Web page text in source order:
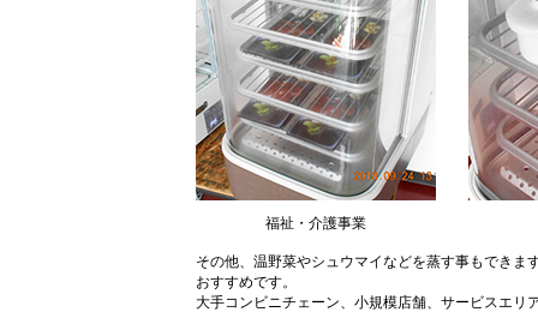
福祉・介護事業
その他、温野菜やシュウマイなどを蒸す事もでき
おすすめです。
大手コンビニチェーン、小規模店舗、サービスエリ